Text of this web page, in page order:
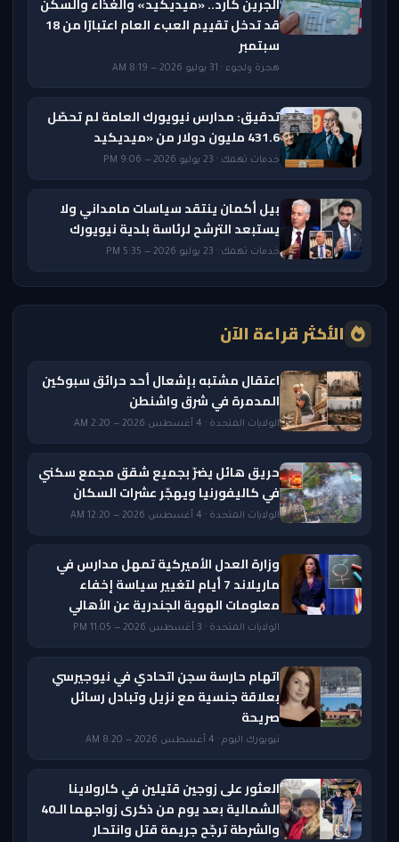
قد تدخل تقييم العبء العام اعتبارًا من 18
سبتمبر
هجرة ولجوء · 31 يوليو 2026 — 8:19 AM
تدقيق: مدارس نيويورك العامة لم تحصّل
431.6 مليون دولار من «ميديكيد
خدمات تهمك · 23 يوليو 2026 — 9:06 PM
بيل أكمان ينتقد سياسات مامداني ولا
يستبعد الترشح لرئاسة بلدية نيويورك
خدمات تهمك · 23 يوليو 2026 — 5:35 PM
الأكثر قراءة الآن
اعتقال مشتبه بإشعال أحد حرائق سبوكين
المدمرة في شرق واشنطن
الولايات المتحدة · 4 أغسطس 2026 — 2:20 AM
حريق هائل يضرّ بجميع شقق مجمع سكني
في كاليفورنيا ويهجّر عشرات السكان
الولايات المتحدة · 4 أغسطس 2026 — 12:20 AM
وزارة العدل الأميركية تمهل مدارس في
ماريلاند 7 أيام لتغيير سياسة إخفاء
معلومات الهوية الجندرية عن الأهالي
الولايات المتحدة · 3 أغسطس 2026 — 11:05 PM
اتهام حارسة سجن اتحادي في نيوجيرسي
بعلاقة جنسية مع نزيل وتبادل رسائل
صريحة
نيويورك اليوم · 4 أغسطس 2026 — 8:20 AM
العثور على زوجين قتيلين في كارولاينا
الشمالية بعد يوم من ذكرى زواجهما الـ40
والشرطة ترجّح جريمة قتل وانتحار